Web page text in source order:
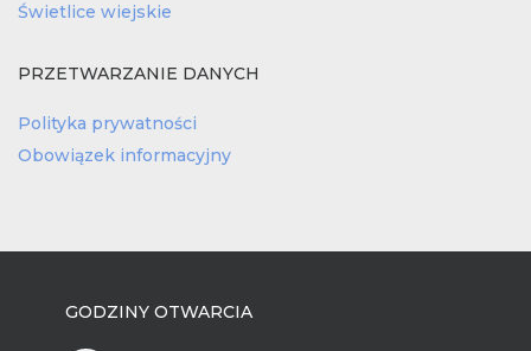
Świetlice wiejskie
PRZETWARZANIE DANYCH
Polityka prywatności
Obowiązek informacyjny
GODZINY OTWARCIA